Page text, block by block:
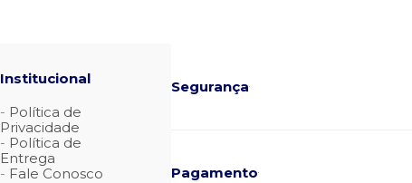
Institucional
Política de
Privacidade
Política de
Entrega
Fale Conosco
Segurança
Pagamento